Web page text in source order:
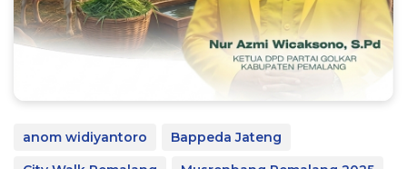
anom widiyantoro
Bappeda Jateng